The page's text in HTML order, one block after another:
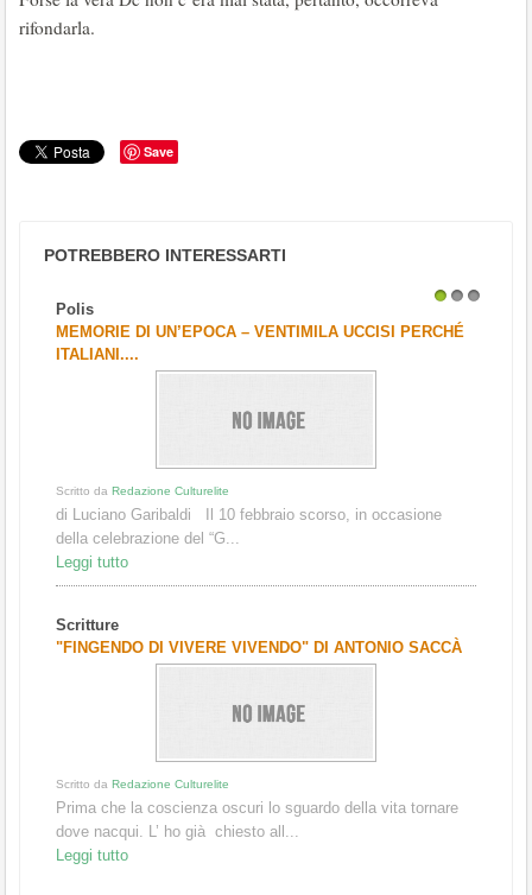
rifondarla.
Save
POTREBBERO INTERESSARTI
Polis
MEMORIE DI UN’EPOCA – VENTIMILA UCCISI PERCHÉ
ITALIANI....
Scritto da Redazione Culturelite
di Luciano Garibaldi Il 10 febbraio scorso, in occasione
della celebrazione del “G...
Leggi tutto
Scritture
"FINGENDO DI VIVERE VIVENDO" DI ANTONIO SACCÀ
Scritto da Redazione Culturelite
Prima che la coscienza oscuri lo sguardo della vita tornare
dove nacqui. L’ ho già chiesto all...
Leggi tutto